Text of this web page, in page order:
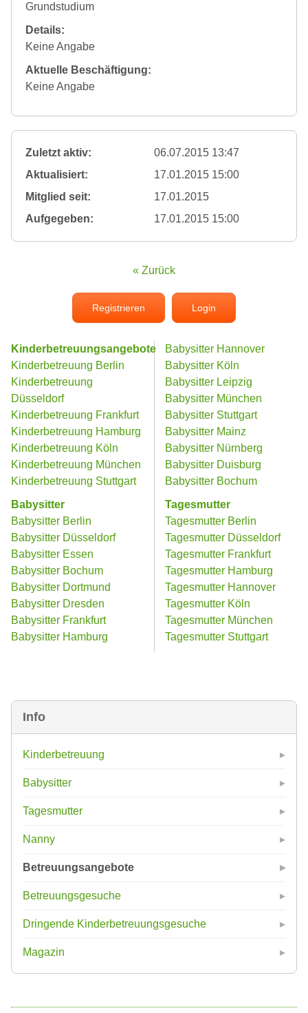
Info
Kinderbetreuung
Babysitter
Tagesmutter
Nanny
Betreuungsangebote
Betreuungsgesuche
Dringende Kinderbetreuungsgesuche
Magazin
Grundstudium
Details:
Keine Angabe
Aktuelle Beschäftigung:
Keine Angabe
Zuletzt aktiv:
06.07.2015 13:47
Aktualisiert:
17.01.2015 15:00
Mitglied seit:
17.01.2015
Aufgegeben:
17.01.2015 15:00
« Zurück
Registrieren Login
Kinderbetreuungsangebote
Kinderbetreuung Berlin
Kinderbetreuung
Düsseldorf
Kinderbetreuung Frankfurt
Kinderbetreuung Hamburg
Kinderbetreuung Köln
Kinderbetreuung München
Kinderbetreuung Stuttgart
Babysitter
Babysitter Berlin
Babysitter Düsseldorf
Babysitter Essen
Babysitter Bochum
Babysitter Dortmund
Babysitter Dresden
Babysitter Frankfurt
Babysitter Hamburg
Babysitter Hannover
Babysitter Köln
Babysitter Leipzig
Babysitter München
Babysitter Stuttgart
Babysitter Mainz
Babysitter Nürnberg
Babysitter Duisburg
Babysitter Bochum
Tagesmutter
Tagesmutter Berlin
Tagesmutter Düsseldorf
Tagesmutter Frankfurt
Tagesmutter Hamburg
Tagesmutter Hannover
Tagesmutter Köln
Tagesmutter München
Tagesmutter Stuttgart